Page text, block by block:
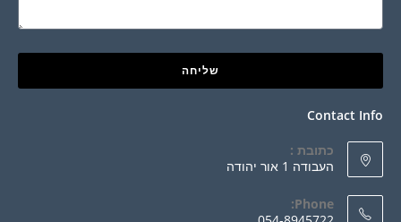
שליחה
Contact Info
כתובת :
העבודה 1 אור יהודה
Phone: